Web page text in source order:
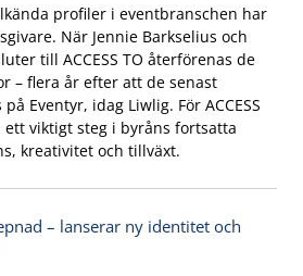
profiler i eventbranschen har
När Jennie Barkselius och
till ACCESS TO återförenas de
– flera år efter att de senast
Eventyr, idag Liwlig. För ACCESS
viktigt steg i byråns fortsatta
kreativitet och tillväxt.